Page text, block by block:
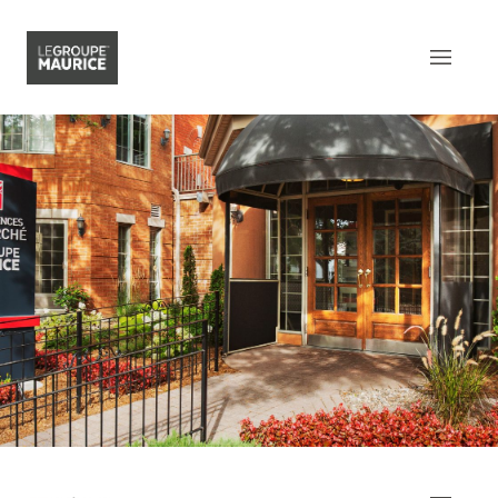
Contactez-nous EN
Ce qui nous distingue
Notre produit
Notre expérience client
Notre esprit épicurien
Notre intégration dans la
communauté